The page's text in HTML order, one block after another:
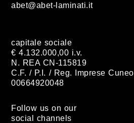
abet@abet-laminati.it
capitale sociale
€ 4.132.000,00 i.v.
N. REA CN-115819
C.F. / P.I. / Reg. Imprese Cuneo
00664920048
Follow us on our
social channels